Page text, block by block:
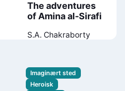
The adventures
of Amina al-Sirafi
S.A. Chakraborty
Imaginært sted
Heroisk